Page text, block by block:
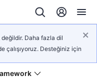
Daha fazla dil
çalışıyoruz. Desteğiniz için